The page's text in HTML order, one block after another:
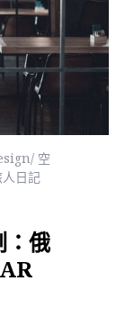
空
日記
：俄